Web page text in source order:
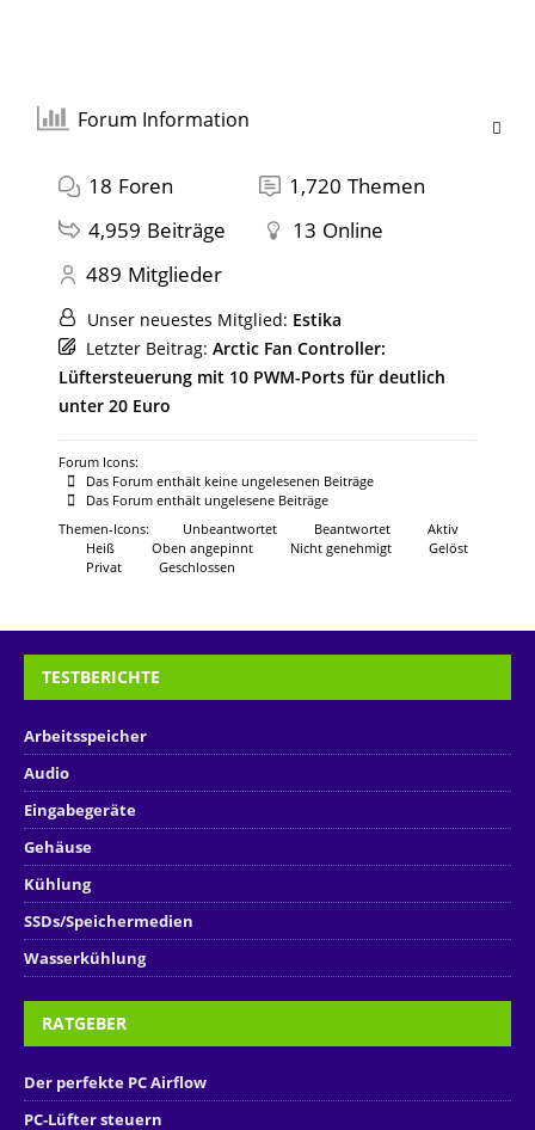
Forum Information
18 Foren 1,720 Themen
4,959 Beiträge 13 Online
489 Mitglieder
Unser neuestes Mitglied: Estika
Letzter Beitrag: Arctic Fan Controller:
Lüftersteuerung mit 10 PWM-Ports für deutlich
unter 20 Euro
Forum Icons:
Das Forum enthält keine ungelesenen Beiträge
Das Forum enthält ungelesene Beiträge
Themen-Icons:
Unbeantwortet Beantwortet
Aktiv
Heiß
Oben angepinnt Nicht genehmigt
Gelöst
Privat
Geschlossen
TESTBERICHTE
Arbeitsspeicher
Audio
Eingabegeräte
Gehäuse
Kühlung
SSDs/Speichermedien
Wasserkühlung
RATGEBER
Der perfekte PC Airflow
PC-Lüfter steuern